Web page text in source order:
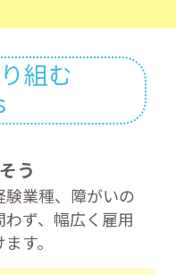
組む
う
験業種、障がいの
ず、幅広く雇用
す。